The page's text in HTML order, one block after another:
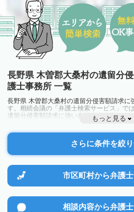
長野県 木曽郡大桑村の遺留分
護士事務所 一覧
長野県 木曽郡大桑村の遺留分侵害額請求に
す。相続会議の「弁護士検索サービス」で
遺留分侵害額請求に強い弁護士事務所を一
続のトラブルやお悩みを抱えている方は一
ましょう。
もっと見る
さらに条件を絞
市区町村から弁護
相談内容から弁護